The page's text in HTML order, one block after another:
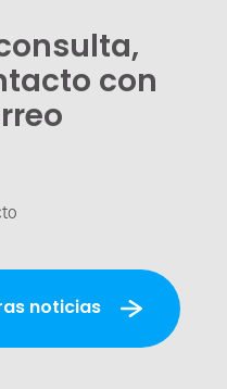
con
noticias